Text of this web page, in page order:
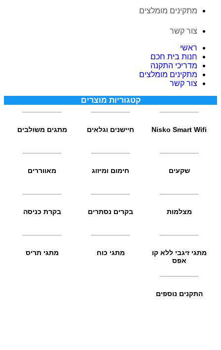
מתקינים מומלצים
צור קשר
ראשי
חנות בית חכם
מדריכי התקנה
מתקינים מומלצים
צור קשר
קטגוריות מוצרים
Nisko Smart Wifi חיישנים וגלאים מתגים משולבים
שקעים חימום ומיזוג מאווררים
מצלמות בקרים נסתרים בקרת כניסה
מתגי זיגבי ללא קו
אפס
מתגי כוח מתגי תריס
התקנים נוספים